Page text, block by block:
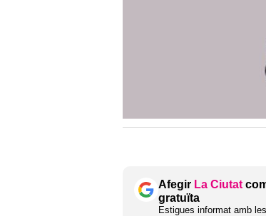
Afegir La Ciutat
gratuïta
Estigues informat amb